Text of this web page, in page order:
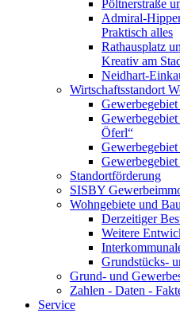
Pöltnerstraße
Admiral-
Praktisch alles
Rathausplatz
Kreativ am
Neidhart-
Wirtschaftsstandort
Öferl“
Standortförderung
SISBY
Wohngebiete und
Derzeitiger
Weitere
Grundstücks-
Grund- und
Zahlen - Daten -
Service